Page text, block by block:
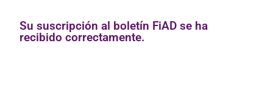
Su suscripción al boletín FiAD se ha
recibido correctamente.